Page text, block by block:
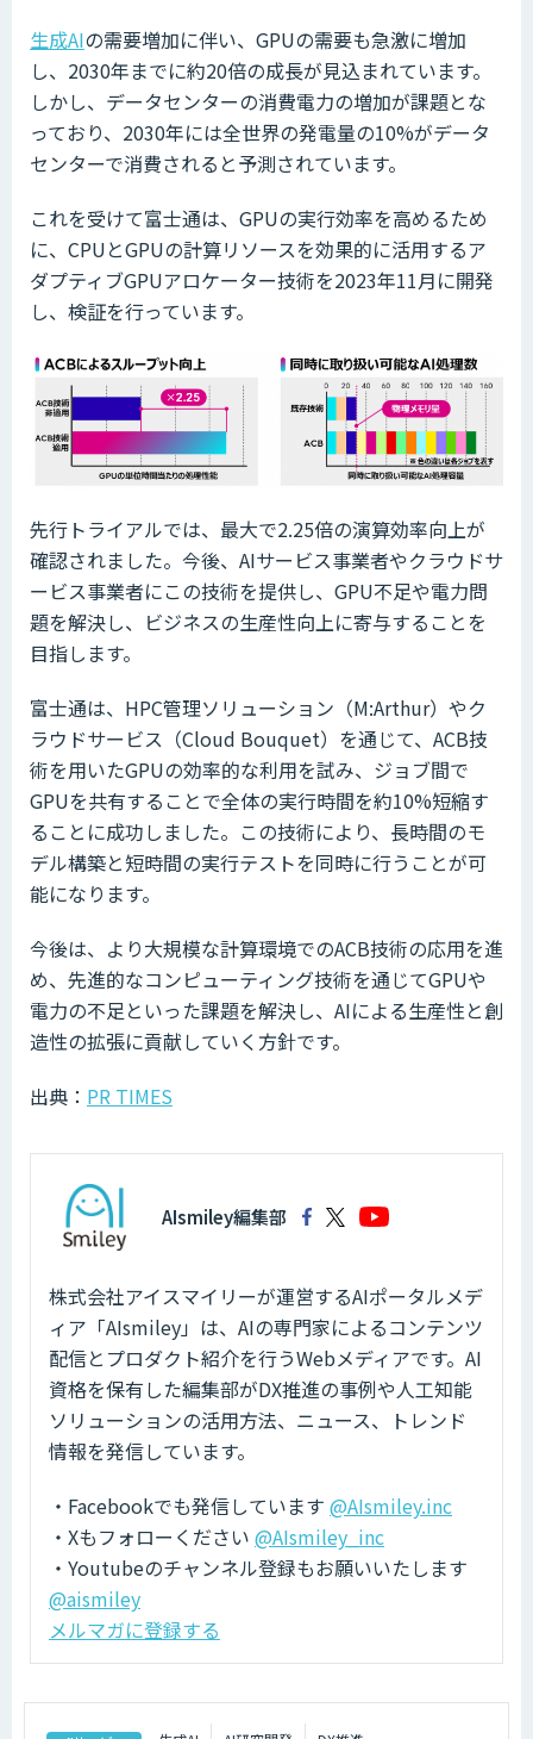
生成AIの需要増加に伴い、GPUの需要も急激に増加
し、2030年までに約20倍の成長が見込まれています。
しかし、データセンターの消費電力の増加が課題とな
っており、2030年には全世界の発電量の10%がデータ
センターで消費されると予測されています。
これを受けて富士通は、GPUの実行効率を高めるため
に、CPUとGPUの計算リソースを効果的に活用するア
ダプティブGPUアロケーター技術を2023年11月に開発
し、検証を行っています。
先行トライアルでは、最大で2.25倍の演算効率向上が
確認されました。今後、AIサービス事業者やクラウドサ
ービス事業者にこの技術を提供し、GPU不足や電力問
題を解決し、ビジネスの生産性向上に寄与することを
目指します。
富士通は、HPC管理ソリューション（M:Arthur）やク
ラウドサービス（Cloud Bouquet）を通じて、ACB技
術を用いたGPUの効率的な利用を試み、ジョブ間で
GPUを共有することで全体の実行時間を約10%短縮す
ることに成功しました。この技術により、長時間のモ
デル構築と短時間の実行テストを同時に行うことが可
能になります。
今後は、より大規模な計算環境でのACB技術の応用を進
め、先進的なコンピューティング技術を通じてGPUや
電力の不足といった課題を解決し、AIによる生産性と創
造性の拡張に貢献していく方針です。
出典： PR TIMES
AIsmiley編集部
株式会社アイスマイリーが運営するAIポータルメデ
ィア「AIsmiley」は、AIの専門家によるコンテンツ
配信とプロダクト紹介を行うWebメディアです。AI
資格を保有した編集部がDX推進の事例や人工知能
ソリューションの活用方法、ニュース、トレンド
情報を発信しています。
・Facebookでも発信しています @AIsmiley.inc
・Xもフォローください @AIsmiley_inc
・Youtubeのチャンネル登録もお願いいたします
@aismiley
メルマガに登録する